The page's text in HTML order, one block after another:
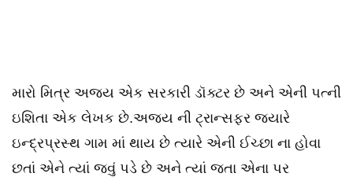
મારો મિત્ર અજય એક સરકારી ડૉક્ટર છે અને એની પત્ની
ઇશિતા એક લેખક છે.અજય ની ટ્રાન્સફર જયારે
ઇન્દ્રપ્રસ્થ ગામ માં થાય છે ત્યારે એની ઈચ્છા ના હોવા
છતાં એને ત્યાં જવું પડે છે અને ત્યાં જતા એના પર